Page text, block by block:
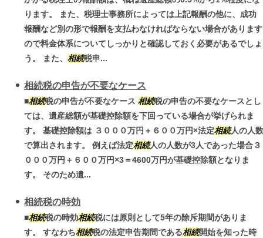
ります。 また、税理士事務所によっては上記報酬の他に、成功
報酬など別の形で報酬を支払わなければならない場合があります
ので料金体系についてしっかりと確認しておく必要があるでしょ
う。 また、 相続税申...
相続税の申告が不要なケース
■相続税の申告が不要なケース 相続税の申告の不要なケースとし
ては、遺産総額が基礎控除額を下回っている場合が挙げられま
す。 基礎控除額は ３０００万円＋６００万円×法定相続人の人数
で算出されます。 例えば法定相続人の人数が3人であった場合３
０００万円＋６００万円×3＝4600万円が基礎控除額となりま
す。 そのため遺...
相続税の時効
■相続税の時効相続税には原則として5年の除斥期間がありま
す。 すなわち相続税の法定申告期間である相続開始を知った時